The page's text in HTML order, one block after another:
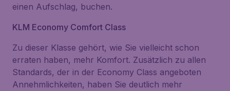
einen Aufschlag, buchen.
KLM Economy Comfort Class
Zu dieser Klasse gehört, wie Sie vielleicht schon
erraten haben, mehr Komfort. Zusätzlich zu allen
Standards, der in der Economy Class angeboten
Annehmlichkeiten, haben Sie deutlich mehr